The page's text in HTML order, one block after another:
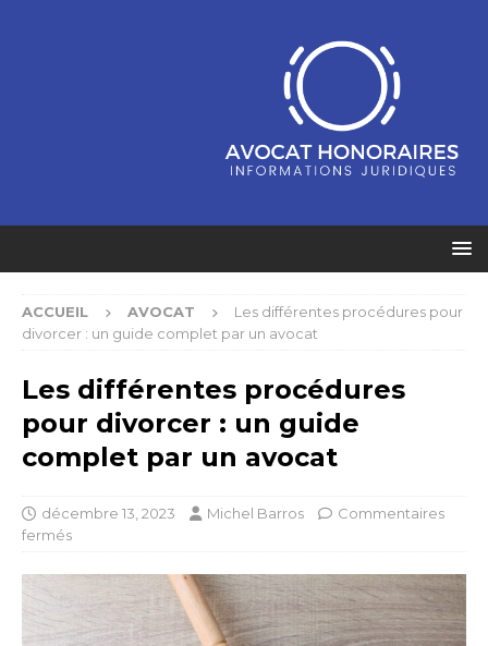
ACCUEIL AVOCAT
Les différentes procédures pour
divorcer : un guide complet par un avocat
Les différentes procédures
pour divorcer : un guide
complet par un avocat
décembre 13, 2023 Michel Barros
Commentaires
fermés